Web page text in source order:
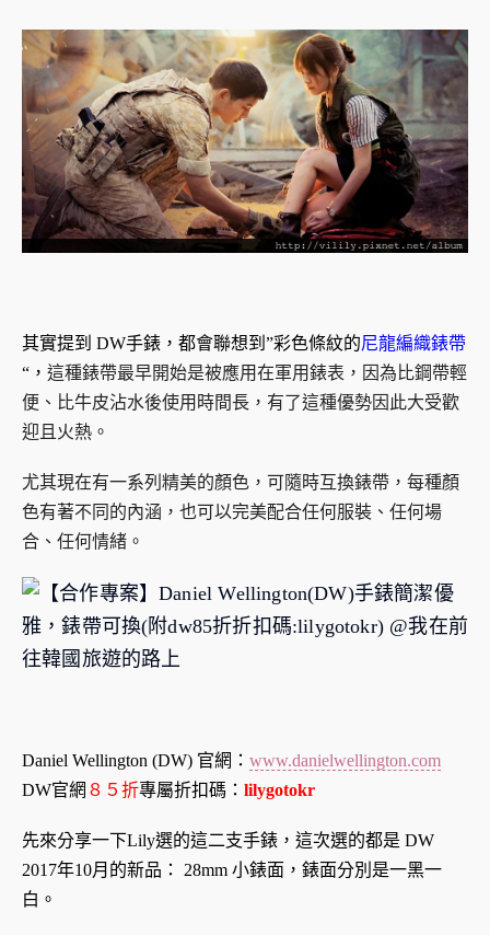
其實提到 DW手錶，都會聯想到”彩色條紋的尼龍編織錶帶
“， 這種錶帶最早開始是被應用在軍用錶表，因為比鋼帶輕
便、比牛皮沾水後使用時間長，有了這種優勢因此大受歡
迎且火熱。
尤其現在有一系列精美的顏色，可隨時互換錶帶，每種顏
色有著不同的內涵，也可以完美配合任何服裝、任何場
合、任何情緒。
Daniel Wellington (DW) 官網： www.danielwellington.com
DW官網 ８５折專屬折扣碼： lilygotokr
先來分享一下Lily選的這二支手錶，這次選的都是 DW
2017年10月的新品： 28mm 小錶面，錶面分別是一黑一
白。